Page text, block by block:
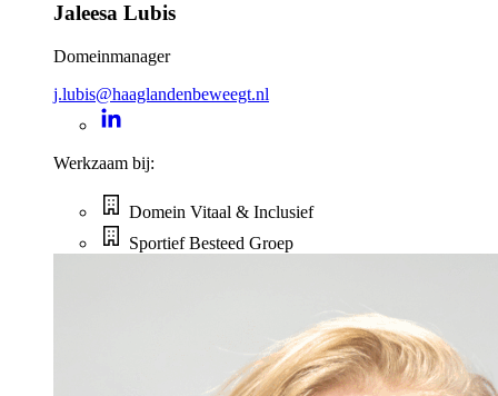
Jaleesa Lubis
Domeinmanager
j.lubis@haaglandenbeweegt.nl
Werkzaam bij:
Domein Vitaal & Inclusief
Sportief Besteed Groep